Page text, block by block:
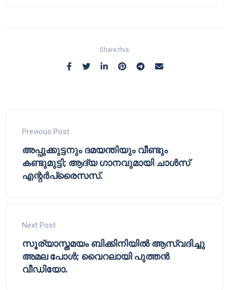
Share this:
Previous Post
അപ്പുക്കുട്ടനും ദമയന്തിയും വീണ്ടും
കണ്ടുമുട്ടി; ആദ്യ ഗാനവുമായി ചാൾസ്
എന്റർപ്രൈസസ്.
Next Post
സൂര്യാസ്തമയം ബിക്കിനിയിൽ ആസ്വദിച്ചു
അമല പോൾ; വൈറലായി പുത്തൻ
വീഡിയോ.